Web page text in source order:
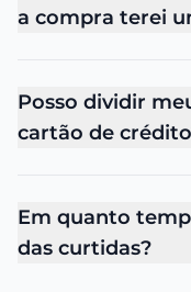
a compra terei
Posso dividir
cartão de
Em quanto
das curtidas?